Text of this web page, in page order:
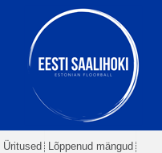
Üritused Lõppenud mängud
08:58 -
22:00 -värav
Seis1 - 1
22:15 - värav
1 - 2